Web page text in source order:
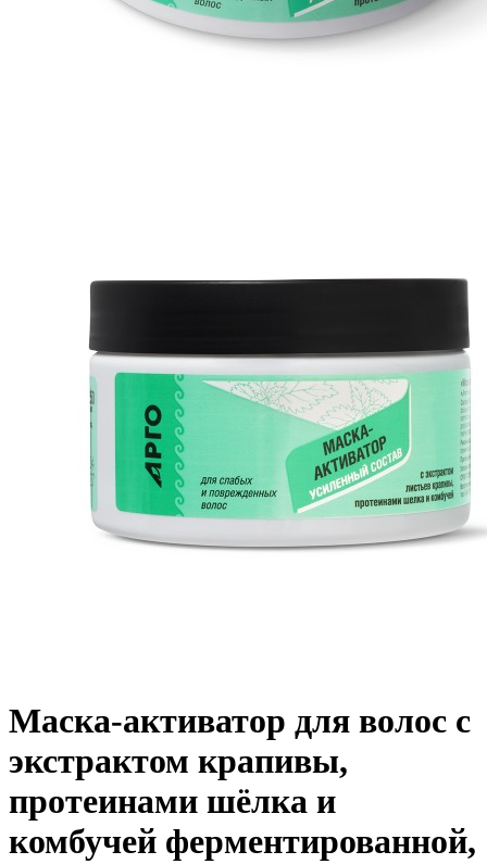
Маска-активатор для волос с
экстрактом крапивы,
протеинами шёлка и
комбучей ферментированной,